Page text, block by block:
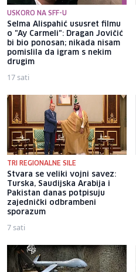
USKORO NA SFF-U
Selma Alispahić ususret filmu
o "Ay Carmeli": Dragan Jovičić
bi bio ponosan; nikada nisam
pomislila da igram s nekim
drugim
17 sati
TRI REGIONALNE SILE
Stvara se veliki vojni savez:
Turska, Saudijska Arabija i
Pakistan danas potpisuju
zajednički odbrambeni
sporazum
7 sati